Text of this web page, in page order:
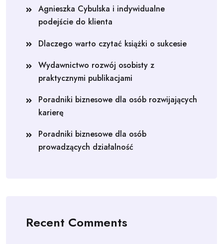
Agnieszka Cybulska i indywidualne
podejście do klienta
Dlaczego warto czytać książki o sukcesie
Wydawnictwo rozwój osobisty z
praktycznymi publikacjami
Poradniki biznesowe dla osób rozwijających
karierę
Poradniki biznesowe dla osób
prowadzących działalność
Recent Comments